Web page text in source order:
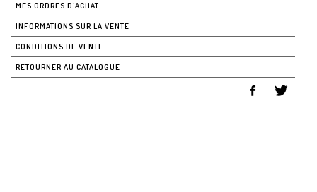
MES ORDRES D'ACHAT
INFORMATIONS SUR LA VENTE
CONDITIONS DE VENTE
RETOURNER AU CATALOGUE